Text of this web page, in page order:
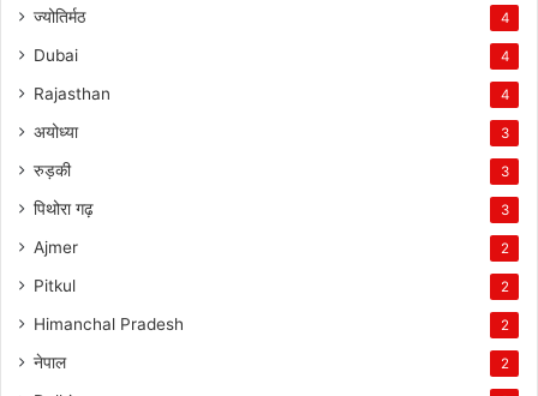
ज्योतिर्मठ 4
Dubai 4
Rajasthan 4
अयोध्या 3
रुड़की 3
पिथोरा गढ़ 3
Ajmer 2
Pitkul 2
Himanchal Pradesh 2
नेपाल 2